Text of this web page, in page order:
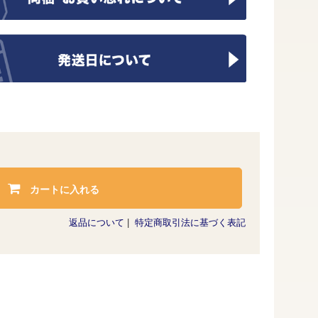
カートに入れる
返品について 特定商取引法に基づく表記